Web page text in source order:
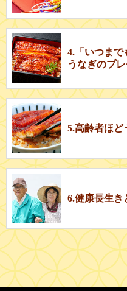
4.「いつまで
うなぎのプ
5.高齢者ほど
6.健康長生き